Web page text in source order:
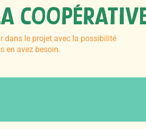
dans le projet avec la possibilité
en avez besoin.